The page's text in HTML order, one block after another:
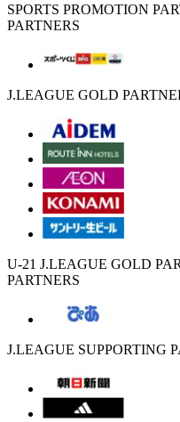
SPORTS PROMOTION
PARTNERS
J.LEAGUE GOLD
U-21 J.LEAGUE GOLD
PARTNERS
J.LEAGUE SUPPORTING